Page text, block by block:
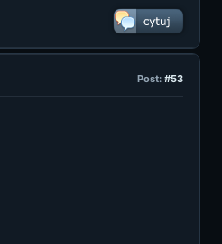
Post: #53